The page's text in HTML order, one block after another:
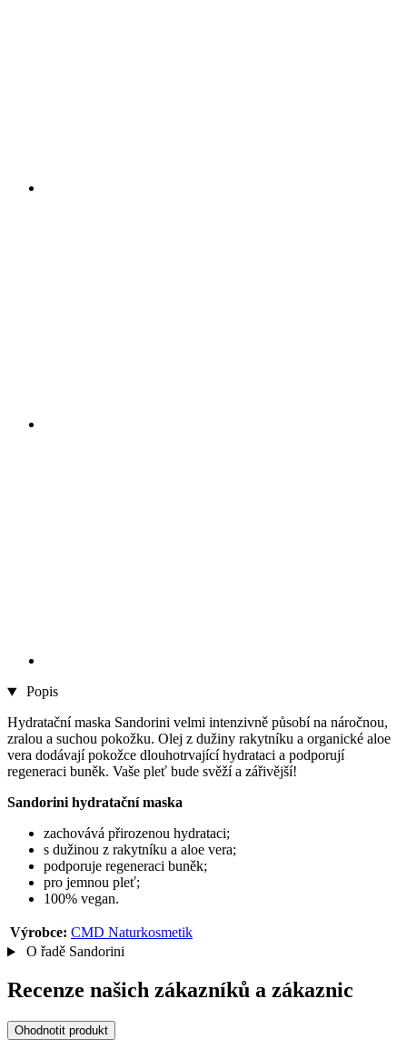
Popis
Hydratační maska Sandorini velmi intenzivně působí na náročnou,
zralou a suchou pokožku. Olej z dužiny rakytníku a organické aloe
vera dodávají pokožce dlouhotrvající hydrataci a podporují
regeneraci buněk. Vaše pleť bude svěží a zářivější!
Sandorini hydratační maska
zachovává přirozenou hydrataci;
s dužinou z rakytníku a aloe vera;
podporuje regeneraci buněk;
pro jemnou pleť;
100% vegan.
Výrobce: CMD Naturkosmetik
O řadě Sandorini
Recenze našich zákazníků a zákaznic
Ohodnotit produkt